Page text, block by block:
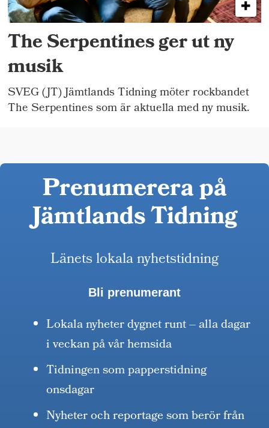
The Serpentines ger ut ny
musik
SVEG (JT) Jämtlands Tidning möter rockbandet
The Serpentines som är aktuella med ny musik.
Prenumerera på
Jämtlands Tidning
Länets lokala nyhetstidning
Bli prenumerant
Lokala nyheter dygnet runt – alla dagar
i veckan på vår hemsida
Tidningen som papperstidning
onsdagar
Nyheter och reportage som berör från